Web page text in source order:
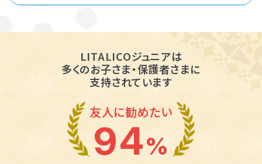
LITALICOジュニアは
多くのお子さま・保護者さまに
支持されています
友人に勧めたい
94%